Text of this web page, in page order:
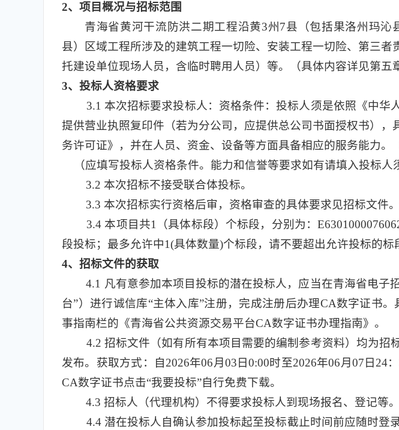
2、项目概况与招标范围
青海省黄河干流防洪二期工程沿黄3州7县（包括果洛州玛
县）区域工程所涉及的建筑工程一切险、安装工程一切险、第三
托建设单位现场人员，含临时聘用人员）等。（具体内容详见第五
3、投标人资格要求
3.1 本次招标要求投标人：资格条件：投标人须是依照《中
提供营业执照复印件（若为分公司，应提供总公司书面授权书）
务许可证》，并在人员、资金、设备等方面具备相应的服务能力。
（应填写投标人资格条件。能力和信誉等要求如有请填入投标人
3.2 本次招标不接受联合体投标。
3.3 本次招标实行资格后审，资格审查的具体要求见招标文件
3.4 本项目共1（具体标段）个标段，分别为：
段投标；最多允许中1(具体数量)个标段，请不要超出允许投标的标
4、招标文件的获取
4.1 凡有意参加本项目投标的潜在投标人，应当在青海省电子
台”）进行诚信库“主体入库”注册，完成注册后办理CA数字证书
事指南栏的《青海省公共资源交易平台CA数字证书办理指南》。
4.2 招标文件（如有所有本项目需要的编制参考资料）均为招
发布。获取方式：自2026年06月03日0:00时至2026年06月07日
CA数字证书点击“我要投标”自行免费下载。
4.3 招标人（代理机构）不得要求投标人到现场报名、登记等。
4.4潜在投标人自确认参加投标起至投标截止时间前应随时登